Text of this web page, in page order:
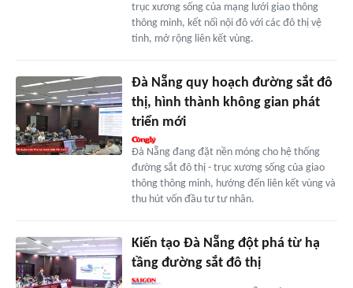
trục xương sống của mạng lưới giao thông
thông minh, kết nối nội đô với các đô thị vệ
tinh, mở rộng liên kết vùng.
Đà Nẵng quy hoạch đường sắt đô
thị, hình thành không gian phát
triển mới
Đà Nẵng đang đặt nền móng cho hệ thống
đường sắt đô thị - trục xương sống của giao
thông thông minh, hướng đến liên kết vùng và
thu hút vốn đầu tư tư nhân.
Kiến tạo Đà Nẵng đột phá từ hạ
tầng đường sắt đô thị